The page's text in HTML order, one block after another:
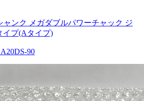
ャンク メガダブルパワーチャック ジ
イプ(Aタイプ)
90